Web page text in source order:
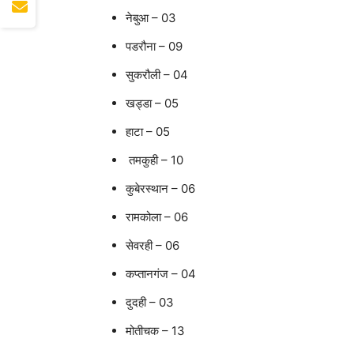
नेबुआ – 03
पडरौना – 09
सुकरौली – 04
खड्डा – 05
हाटा – 05
तमकुही – 10
कुबेरस्थान – 06
रामकोला – 06
सेवरही – 06
कप्तानगंज – 04
दुदही – 03
मोतीचक – 13